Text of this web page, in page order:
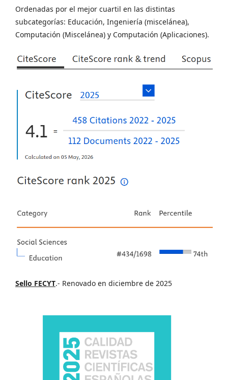
Ordenadas por el mejor cuartil en las distintas
subcategorías: Educación, Ingeniería (miscelánea),
Computación (Miscelánea) y Computación (Aplicaciones).
Sello FECYT.- Renovado en diciembre de 2025